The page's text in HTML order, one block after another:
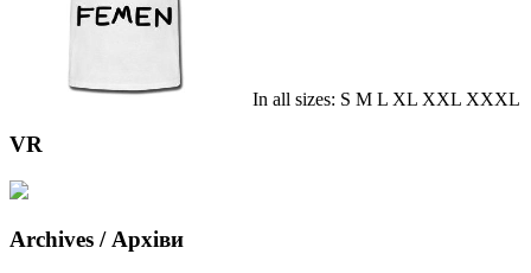
In all sizes: S M L XL XXL XXXL
VR
Archives / Архіви